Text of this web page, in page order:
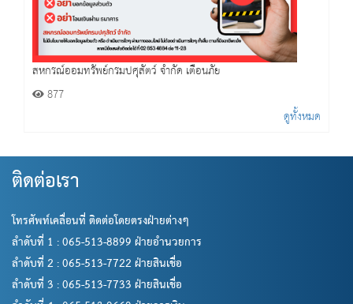
สหกรณ์ออมทรัพย์กรมปศุสัตว์ จำกัด เตือนภัย
877
ดูทั้งหมด
ติดต่อเรา
โทรศัพท์เคลื่อนที่ ติดต่อโดยตรงฝ่ายต่างๆ
ลำดับที่ 1 : 065-513-8899 ฝ่ายอำนวยการ
ลำดับที่ 2 : 065-513-7722 ฝ่ายสินเชื่อ
ลำดับที่ 3 : 065-513-7733 ฝ่ายสินเชื่อ